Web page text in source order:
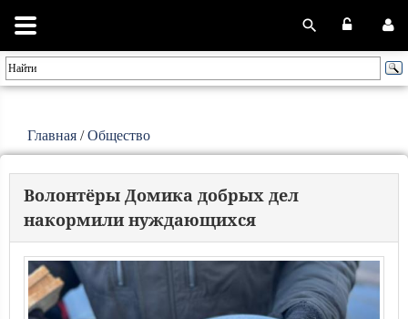
Главная /Общество
Волонтёры Домика добрых дел
накормили нуждающихся